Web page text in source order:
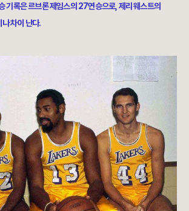
기록은 르브론 제임스의 27연승으로, 제리 웨스트의
차이 난다.